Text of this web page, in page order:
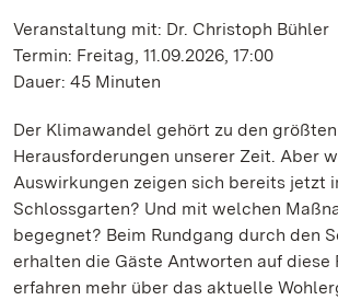
Veranstaltung mit: Dr. Christoph Bühler
Termin: Freitag, 11.09.2026, 17:00
Dauer: 45 Minuten
Der Klimawandel gehört zu den größten
Herausforderungen unserer Zeit. Aber
Auswirkungen zeigen sich bereits jetzt
Schlossgarten? Und mit welchen
begegnet? Beim Rundgang durch den
erhalten die Gäste Antworten auf diese
erfahren mehr über das aktuelle